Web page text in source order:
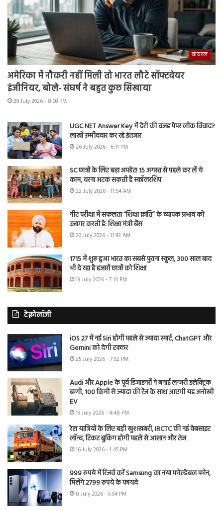
वायरल
अमेरिका में नौकरी नहीं मिली तो भारत लौटे सॉफ्टवेयर
इंजीनियर, बोले- संघर्ष ने बहुत कुछ सिखाया
29 July 2026 - 8:00 PM
UGC NET Answer Key में देरी की वजह पेपर लीक विवाद?
लाखों उम्मीदवार कर रहे इंतजार
26 July 2026 - 6:11 PM
SC छात्रों के लिए बड़ा अपडेट! 15 अगस्त से पहले कर लें ये
काम, वरना अटक सकती है स्कॉलरशिप
22 July 2026 - 11:54 AM
नीट परीक्षा में सफलता “शिक्षा क्रांति” के व्यापक प्रभाव को
उजागर करती है: शिक्षा मंत्री बैंस
20 July 2026 - 11:43 AM
1715 में शुरू हुआ भारत का सबसे पुराना स्कूल, 300 साल बाद
भी दे रहा है हजारों छात्रों को शिक्षा
19 July 2026 - 7:14 PM
टेक्नोलॉजी
iOS 27 में नई Siri होगी पहले से ज्यादा स्मार्ट, ChatGPT और
Gemini को देगी टक्कर
25 July 2026 - 7:52 PM
Audi और Apple के पूर्व डिजाइनरों ने बनाई लग्जरी इलेक्ट्रिक
बग्गी, 100 किमी से ज्यादा की रेंज के साथ आएगी यह अनोखी
EV
19 July 2026 - 4:48 PM
रेल यात्रियों के लिए बड़ी खुशखबरी, IRCTC की नई वेबसाइट
लॉन्च, टिकट बुकिंग होगी पहले से आसान और तेज
16 July 2026 - 1:45 PM
999 रुपये में रिजर्व करें Samsung का नया फोल्डेबल फोन,
मिलेंगे 2799 रुपये के फायदे
8 July 2026 - 5:54 PM